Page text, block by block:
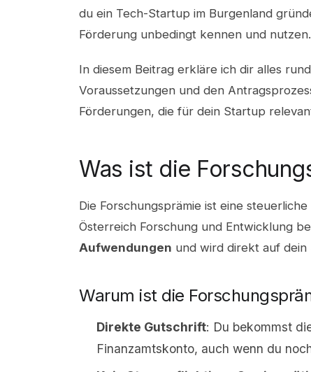
du ein Tech-Startup im Burgenland
Förderung unbedingt kennen und nutzen.
In diesem Beitrag erkläre ich dir alles
Voraussetzungen und den
Förderungen, die für dein Startup
Was ist die
Die Forschungsprämie ist eine
Österreich Forschung und Entwicklung
Aufwendungen und wird direkt auf
Warum ist die
Direkte Gutschrift: Du bekommst
Finanzamtskonto, auch wenn du